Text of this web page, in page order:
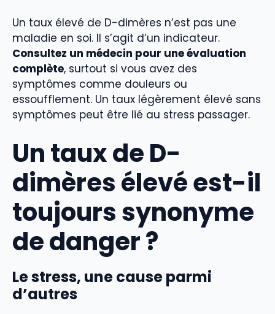
Un taux élevé de D-dimères n’est pas une
maladie en soi. Il s’agit d’un indicateur.
Consultez un médecin pour une évaluation
complète, surtout si vous avez des
symptômes comme douleurs ou
essoufflement. Un taux légèrement élevé sans
symptômes peut être lié au stress passager.
Un taux de D-
dimères élevé est-il
toujours synonyme
de danger ?
Le stress, une cause parmi
d’autres